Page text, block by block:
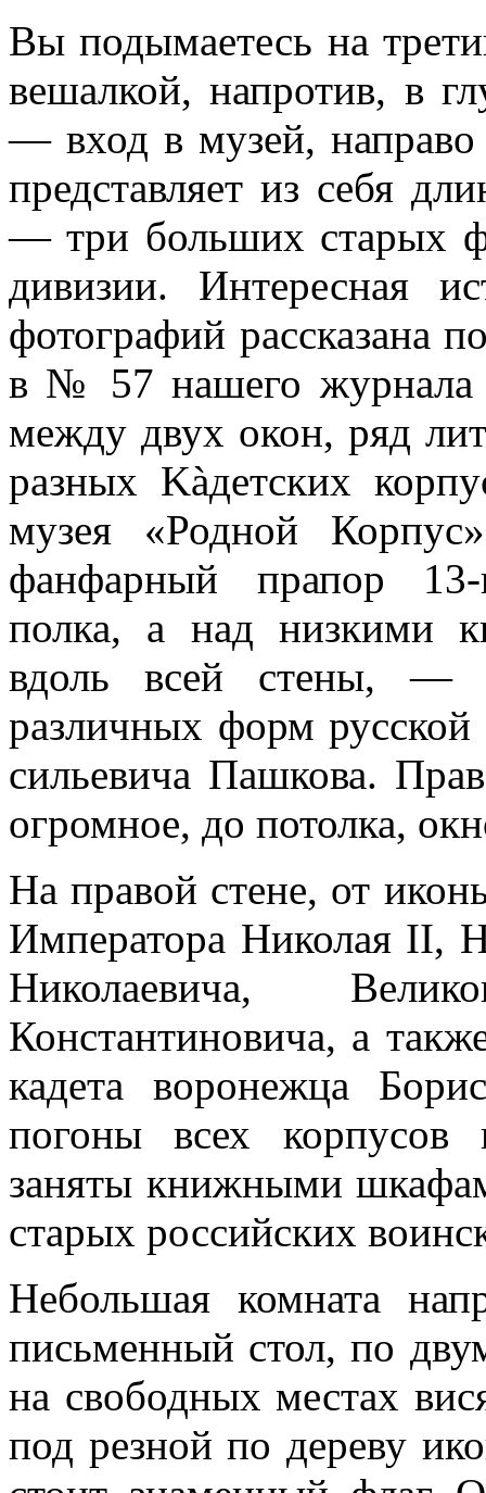
Вы подымаетесь на
вешалкой, напротив, в
— вход в му­зей,
представляет из себя
— три больших старых
дивизии. Интере­сная
фотогра­фий рассказана
в № 57 нашего
между двух окон, ряд
разных Kàдетских
музея «Родной
фанфарный прапор 13-
полка, а над низкими
вдоль всей стены, —
различных форм
сильевича Пашкова.
огромное, до потолка,
На правой стене, от
Императора Николая II,
Николаевича,
Константинови­ча, а
кадета воронежца
погоны всех
заняты книжными
старых рос­сийских
Небольшая комната
письменный стол, по
на свободных местах
под рез­ной по дереву